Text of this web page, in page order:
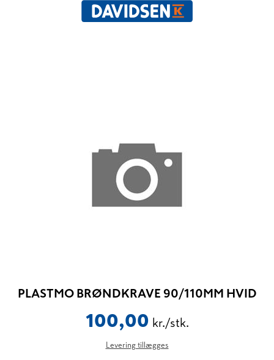
PLASTMO BRØNDKRAVE 90/110MM HVID
100,00 kr./stk.
Levering tillægges